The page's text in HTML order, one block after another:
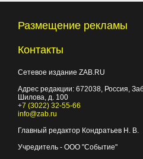
Размещение рекламы
Контакты
Сетевое издание ZAB.RU
Адрес редакции: 672038, Россия,
Шилова, д. 100
+7 (3022) 32-55-66
info@zab.ru
Главный редактор Кондратьев Н. В.
Учредитель - ООО "Событие"